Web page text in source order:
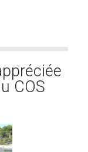
COS
Frères